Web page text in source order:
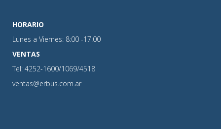
HORARIO
Lunes a Viernes: 8:00 -17:00
VENTAS
Tel: 4252-1600/1069/4518
ventas@erbus.com.ar